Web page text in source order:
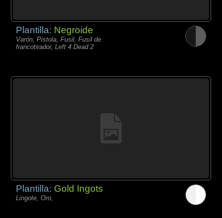
Plantilla: Negroide
Varón, Pistola, Fusil, Fusil de
francotirador, Left 4 Dead 2
Plantilla: Gold Ingots
Lingote, Oro,